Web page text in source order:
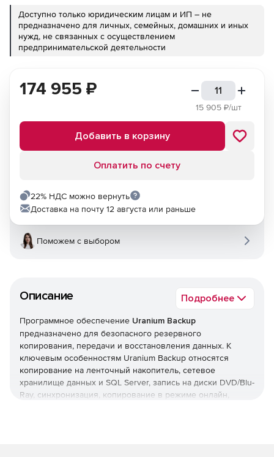
Доступно только юридическим лицам и ИП – не
предназначено для личных, семейных, домашних и иных
нужд, не связанных с осуществлением
предпринимательской деятельности
Описание Подробнее
Программное обеспечение Uranium Backup
предназначено для безопасного резервного
копирования, передачи и восстановления данных. К
ключевым особенностям Uranium Backup относятся
копирование на ленточный накопитель, сетевое
хранилище данных и SQL Server, запись на диски DVD/Blu-
Ray, синхронизация, копирование в режиме онлайн,
174 955 ₽
15 905₽/шт
Добавить в корзину
Оплатить по счету
22% НДС можно вернуть
Доставка на почту 12 августа или раньше
Поможем с выбором